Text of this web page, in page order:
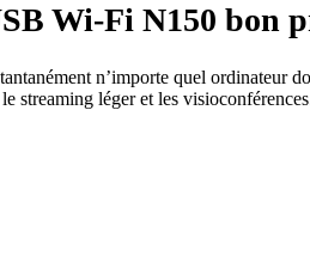
Wi-Fi N150 bon
n’importe quel ordinateur
streaming léger et les